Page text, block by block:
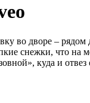
во дворе –
снежки, что
куда и